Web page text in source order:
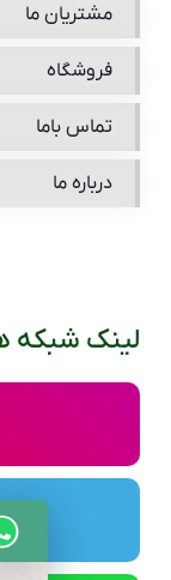
مشتریان ما
فروشگاه
تماس باما
درباره ما
لینک شبکه